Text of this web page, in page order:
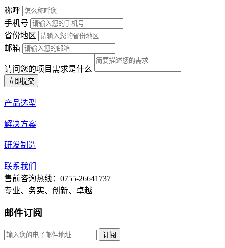
称呼
手机号
省份地区
邮箱
请问您的项目需求是什么
立即提交
产品选型
解决方案
研发制造
联系我们
售前咨询热线：0755-26641737
专业、务实、创新、卓越
邮件订阅
订阅